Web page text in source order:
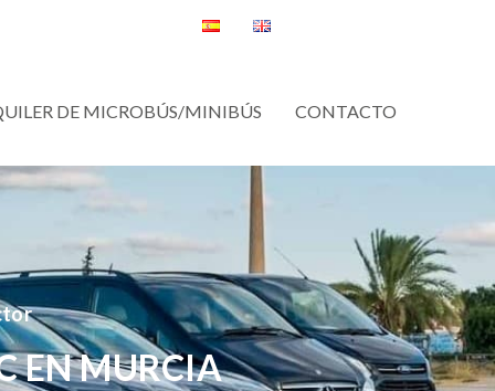
DE MICROBÚS/MINIBÚS CONTACTO
EN MURCIA